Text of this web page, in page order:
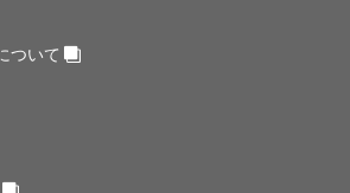
ついて